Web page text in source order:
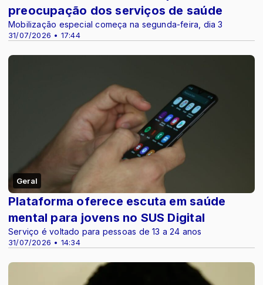
31/07/2026 • 17:44
preocupação dos serviços de saúde
Mobilização especial começa na segunda-feira, dia 3
Geral
31/07/2026 • 14:34
Plataforma oferece escuta em saúde
mental para jovens no SUS Digital
Serviço é voltado para pessoas de 13 a 24 anos